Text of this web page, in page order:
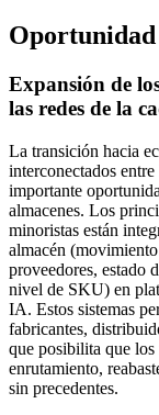
Oportunidad
Expansión de
las redes de la
La transición hacia
interconectados
importante
almacenes. Los
minoristas están
almacén
proveedores, estado
nivel de SKU) en
IA. Estos sistemas
fabricantes,
que posibilita que
enrutamiento,
sin precedentes.